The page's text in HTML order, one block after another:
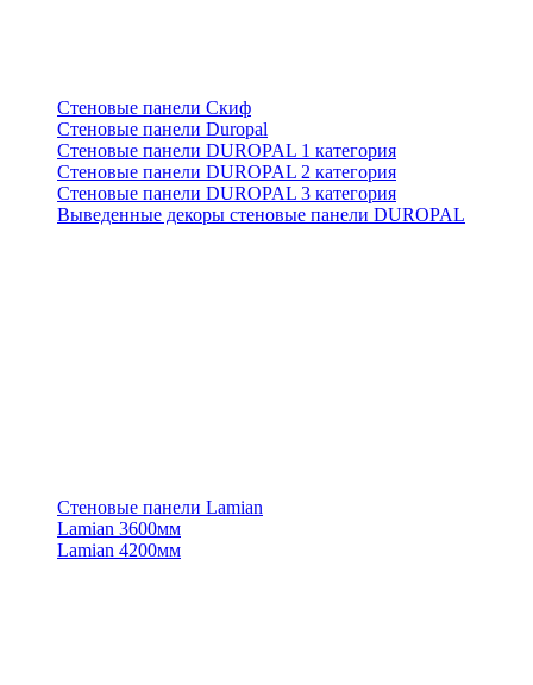
Стеновые панели Скиф
Стеновые панели Duropal
Стеновые панели DUROPAL 1 категория
Стеновые панели DUROPAL 2 категория
Стеновые панели DUROPAL 3 категория
Выведенные декоры стеновые панели DUROPAL
Стеновые панели Lamian
Lamian 3600мм
Lamian 4200мм